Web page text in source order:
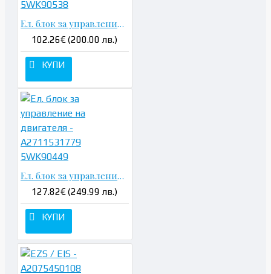
Ел. блок за управление на двигателя - A2711532291 5WK90538
102.26€ (200.00 лв.)
КУПИ
Ел. блок за управление на двигателя - A2711531779 5WK90449
127.82€ (249.99 лв.)
КУПИ